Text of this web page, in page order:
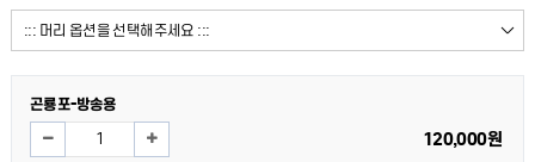
곤룡포-방송용
120,000원